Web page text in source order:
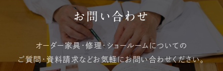
お問い合わせ
オーダー家具・修理・ ショールームについての
ご質問・資料請求などお気軽にお問い合わせください。